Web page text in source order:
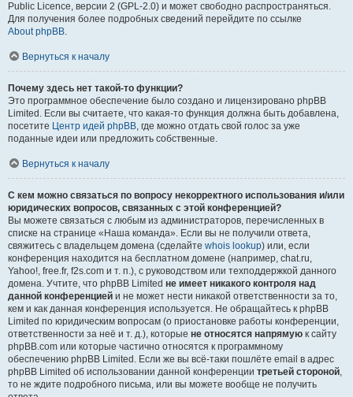
Public Licence, версии 2 (GPL-2.0) и может свободно распространяться.
Для получения более подробных сведений перейдите по ссылке
About phpBB.
Вернуться к началу
Почему здесь нет такой-то функции?
Это программное обеспечение было создано и лицензировано phpBB
Limited. Если вы считаете, что какая-то функция должна быть добавлена,
посетите Центр идей phpBB, где можно отдать свой голос за уже
поданные идеи или предложить собственные.
Вернуться к началу
С кем можно связаться по вопросу некорректного использования и/или
юридических вопросов, связанных с этой конференцией?
Вы можете связаться с любым из администраторов, перечисленных в
списке на странице «Наша команда». Если вы не получили ответа,
свяжитесь с владельцем домена (сделайте whois lookup) или, если
конференция находится на бесплатном домене (например, chat.ru,
Yahoo!, free.fr, f2s.com и т. п.), с руководством или техподдержкой данного
домена. Учтите, что phpBB Limited не имеет никакого контроля над
данной конференцией и не может нести никакой ответственности за то,
кем и как данная конференция используется. Не обращайтесь к phpBB
Limited по юридическим вопросам (о приостановке работы конференции,
ответственности за неё и т. д.), которые не относятся напрямую к сайту
phpBB.com или которые частично относятся к программному
обеспечению phpBB Limited. Если же вы всё-таки пошлёте email в адрес
phpBB Limited об использовании данной конференции третьей стороной,
то не ждите подробного письма, или вы можете вообще не получить